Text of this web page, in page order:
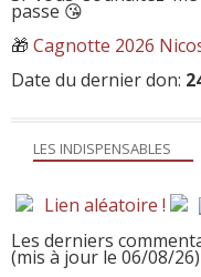
LES INDISPENSABLES
Lien aléatoire !
Les derniers
(mis à jour le 06/08/26)
passe 😘
🎁 Cagnotte 2026
Date du dernier don: